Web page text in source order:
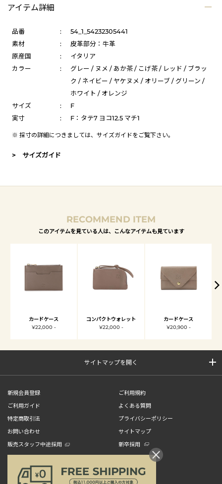
アイテム詳細
品番 :
54_1_54232305441
素材
:
皮革部分：牛革
原産国
:
イタリア
カラー
:
グレー / ヌメ / あか茶 / こげ茶 / レッド / ブラッ
ク / ネイビー / ヤケヌメ / オリーブ / グリーン /
ホワイト / オレンジ
サイズ
:
F
実寸
: F：タテ7 ヨコ12.5 マチ1
※ 採寸の詳細につきましては、 サイズガイドをご覧下さい。
> サイズガイド
RECOMMEND ITEM
このアイテムを見ている人は、こんなアイテムも見ています
カードケース
¥22,000 -
コンパクトウォレット
¥22,000 -
カードケース
¥20,900 -
サイトマップを開く
新規会員登録
ご利用規約
ご利用ガイド
よくある質問
特定商取引法
プライバシーポリシー
お問い合わせ
サイトマップ
販売スタッフ中途採用
新卒採用